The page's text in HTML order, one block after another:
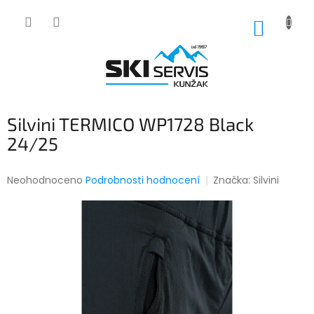
Silvini TERMICO WP1728 Black
24/25
Průměrné
Neohodnoceno Podrobnosti hodnocení Značka:Silvini